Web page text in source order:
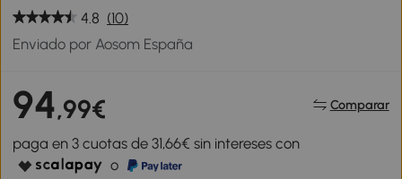
4.8 (10)
Enviado por Aosom España
94,99€ Comparar
paga en 3 cuotas de 31,66€ sin intereses con
o